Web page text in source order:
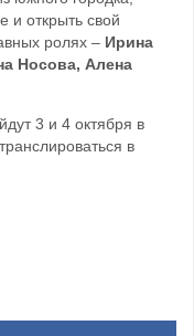
и открыть свой
ролях – Ирина
Носова, Алена
3 и 4 октября в
в